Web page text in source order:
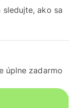
ako sa
úplne zadarmo